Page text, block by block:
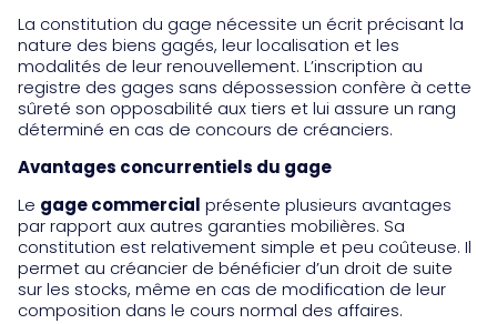
La constitution du gage nécessite un écrit précisant la
nature des biens gagés, leur localisation et les
modalités de leur renouvellement. L’inscription au
registre des gages sans dépossession confère à cette
sûreté son opposabilité aux tiers et lui assure un rang
déterminé en cas de concours de créanciers.
Avantages concurrentiels du gage
Le gage commercial présente plusieurs avantages
par rapport aux autres garanties mobilières. Sa
constitution est relativement simple et peu coûteuse. Il
permet au créancier de bénéficier d’un droit de suite
sur les stocks, même en cas de modification de leur
composition dans le cours normal des affaires.